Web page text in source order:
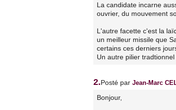
La candidate incarne
ouvrier, du mouvement
L'autre facette c'est la
un meilleur missile que
certains ces derniers
Un autre pilier
2.Posté par Jean-Marc
Bonjour,